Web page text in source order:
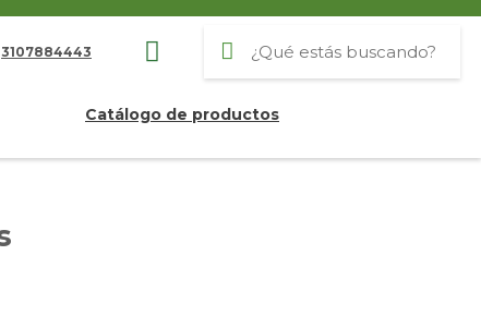
3107884443
Catálogo de productos